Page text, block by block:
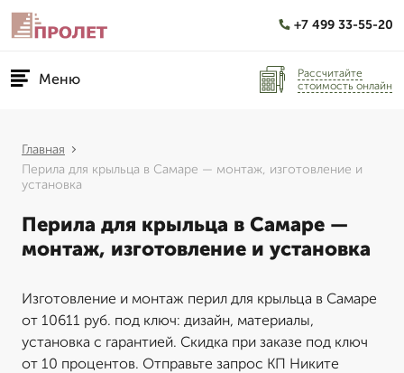
+7 499 33-55-20
Меню
Рассчитайте
стоимость онлайн
Главная
Перила для крыльца в Самаре — монтаж, изготовление и
установка
Перила для крыльца в Самаре —
монтаж, изготовление и установка
Изготовление и монтаж перил для крыльца в Самаре
от 10611 руб. под ключ: дизайн, материалы,
установка с гарантией. Скидка при заказе под ключ
от 10 процентов. Отправьте запрос КП Никите